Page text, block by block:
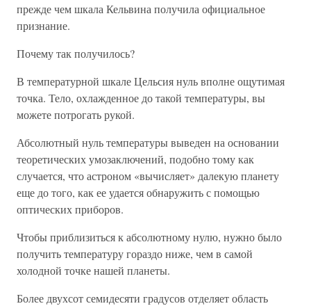
прежде чем шкала Кельвина получила официальное
признание.
Почему так получилось?
В температурной шкале Цельсия нуль вполне ощутимая
точка. Тело, охлажденное до такой температуры, вы
можете потрогать рукой.
Абсолютный нуль температуры выведен на основании
теоретических умозаключений, подобно тому как
случается, что астроном «вычисляет» далекую планету
еще до того, как ее удается обнаружить с помощью
оптических приборов.
Чтобы приблизиться к абсолютному нулю, нужно было
получить температуру гораздо ниже, чем в самой
холодной точке нашей планеты.
Более двухсот семидесяти градусов отделяет область